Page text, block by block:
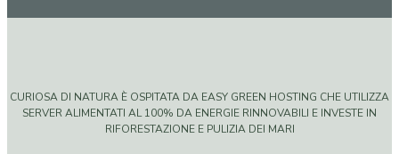
CURIOSA DI NATURA È OSPITATA DA EASY GREEN HOSTING CHE UTILIZZA
SERVER ALIMENTATI AL 100% DA ENERGIE RINNOVABILI E INVESTE IN
RIFORESTAZIONE E PULIZIA DEI MARI